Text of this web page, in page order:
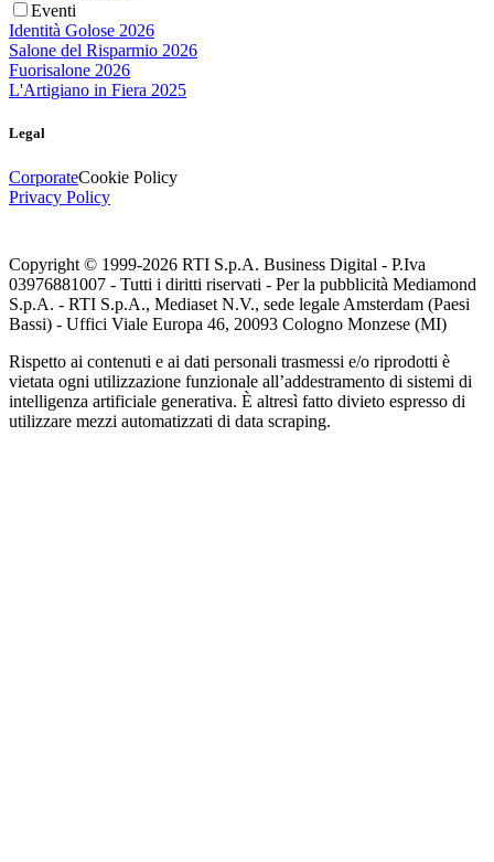
Eventi
Identità Golose 2026
Salone del Risparmio 2026
Fuorisalone 2026
L'Artigiano in Fiera 2025
Legal
CorporateCookie Policy
Privacy Policy
Copyright © 1999-2026 RTI S.p.A. Business Digital - P.Iva
03976881007 - Tutti i diritti riservati - Per la pubblicità Mediamond
S.p.A. - RTI S.p.A., Mediaset N.V., sede legale Amsterdam (Paesi
Bassi) - Uffici Viale Europa 46, 20093 Cologno Monzese (MI)
Rispetto ai contenuti e ai dati personali trasmessi e/o riprodotti è
vietata ogni utilizzazione funzionale all’addestramento di sistemi di
intelligenza artificiale generativa. È altresì fatto divieto espresso di
utilizzare mezzi automatizzati di data scraping.